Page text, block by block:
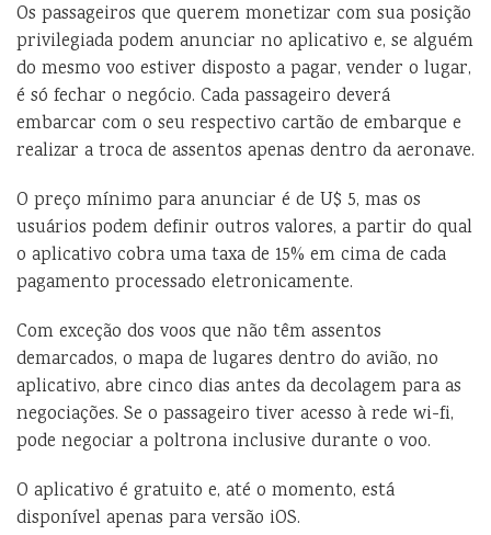
Os passageiros que querem monetizar com sua posição
privilegiada podem anunciar no aplicativo e, se alguém
do mesmo voo estiver disposto a pagar, vender o lugar,
é só fechar o negócio. Cada passageiro deverá
embarcar com o seu respectivo cartão de embarque e
realizar a troca de assentos apenas dentro da aeronave.
O preço mínimo para anunciar é de U$ 5, mas os
usuários podem definir outros valores, a partir do qual
o aplicativo cobra uma taxa de 15% em cima de cada
pagamento processado eletronicamente.
Com exceção dos voos que não têm assentos
demarcados, o mapa de lugares dentro do avião, no
aplicativo, abre cinco dias antes da decolagem para as
negociações. Se o passageiro tiver acesso à rede wi-fi,
pode negociar a poltrona inclusive durante o voo.
O aplicativo é gratuito e, até o momento, está
disponível apenas para versão iOS.